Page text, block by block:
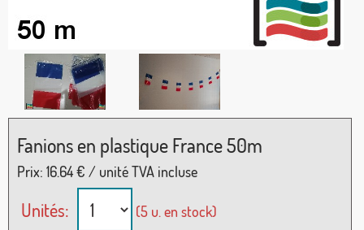
Fanions en plastique France 50m
Prix: 16.64€ / unité TVA incluse
Unités: (5 u. en stock)